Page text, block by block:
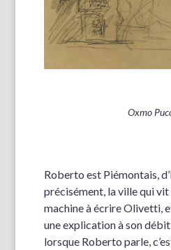
Oxmo
Roberto est Piémontais,
précisément, la ville qui
machine à écrire Olivetti,
une explication à son
lorsque Roberto parle,